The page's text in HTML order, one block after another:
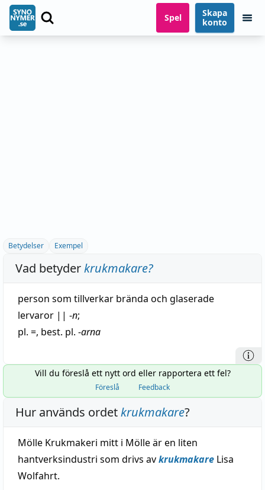
Spel
Skapa
konto
Betydelser Exempel
Vad betyderkrukmakare?
person som tillverkar brända och glaserade
lervaror || -n;
pl. =, best. pl. -arna
Vill du föreslå ett nytt ord eller rapportera ett fel?
Föreslå Feedback
Hur används ordetkrukmakare?
Mölle Krukmakeri mitt i Mölle är en liten
hantverksindustri som drivs avkrukmakare Lisa
Wolfahrt.